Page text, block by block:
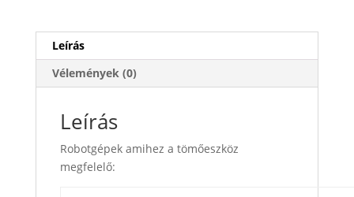
Leírás
Vélemények (0)
Leírás
Robotgépek amihez a tömőeszköz
megfelelő: